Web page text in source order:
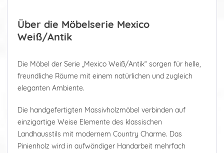
Über die Möbelserie Mexico
Weiß/Antik
Die Möbel der Serie „Mexico Weiß/Antik“ sorgen für helle,
freundliche Räume mit einem natürlichen und zugleich
eleganten Ambiente.
Die handgefertigten Massivholzmöbel verbinden auf
einzigartige Weise Elemente des klassischen
Landhausstils mit modernem Country Charme. Das
Pinienholz wird in aufwändiger Handarbeit mehrfach